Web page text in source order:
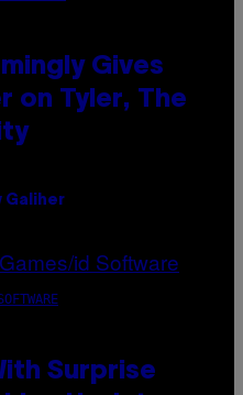
Gives
on Tyler, The
Galiher
Surprise